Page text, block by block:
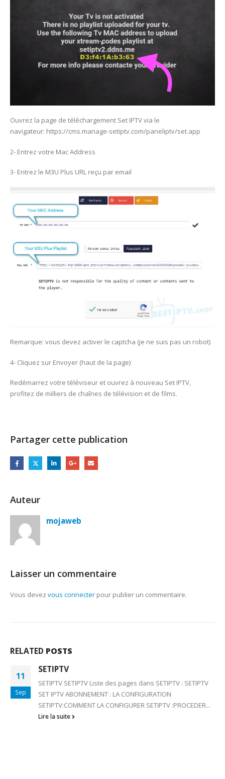
Ouvrez la page de téléchargement Set IPTV via le
navigateur: https://cms.manage-setiptv.com/paneliptv/set.app
2- Entrez votre Mac Address
3- Entrez le M3U Plus URL reçu par email
Remarque: vous devez activer le captcha (je ne suis pas un robot)
4- Cliquez sur Envoyer (haut de la page)
Redémarrez votre téléviseur et ouvrez à nouveau Set IPTV,
profitez de milliers de chaînes de télévision et de films.
Partager cette publication
Auteur
mojaweb
Laisser un commentaire
Vous devez vous connecter pour publier un commentaire.
RELATED POSTS
11
Sep
SETIPTV
SETIPTV SETIPTV Liste des pages dans SETIPTV : SETIPTV
SET IPTV ABONNEMENT : LA CONFIGURATION
SETIPTV:COMMENT LA CONFIGURER SETIPTV :PROCEDER...
Lire la suite